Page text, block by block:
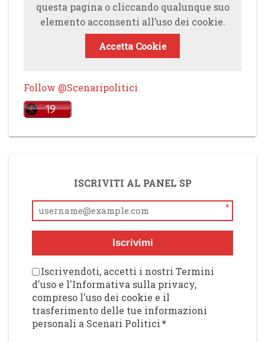
questa pagina o cliccando qualunque suo
elemento acconsenti all’uso dei cookie.
Accetta Cookie
Follow @Scenaripolitici
ISCRIVITI AL PANEL SP
*
Iscrivimi
Iscrivendoti, accetti i nostri Termini
d'uso e l'Informativa sulla privacy,
compreso l'uso dei cookie e il
trasferimento delle tue informazioni
personali a Scenari Politici*